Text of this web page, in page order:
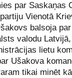
par Saskaņas
Vienotā
balsoja
valodu
lietu
Ušakova
tikai minēt